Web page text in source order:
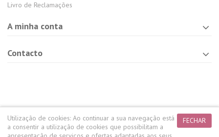
Livro de Reclamações
A minha conta
Contacto
FECHAR
Utilização de cookies: Ao continuar a sua navegação está
a consentir a utilização de cookies que possibilitam a